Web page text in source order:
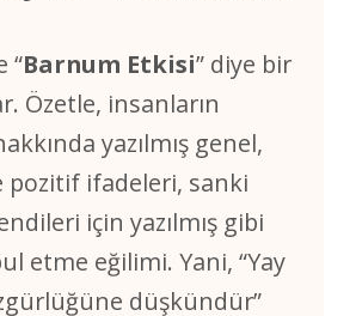
“Barnum Etkisi” diye bir
Özetle, insanların
yazılmış genel,
pozitif ifadeleri, sanki
için yazılmış gibi
etme eğilimi. Yani, “Yay
düşkündür”